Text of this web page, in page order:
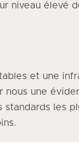
niveau élevé
et une
nous une
standards les